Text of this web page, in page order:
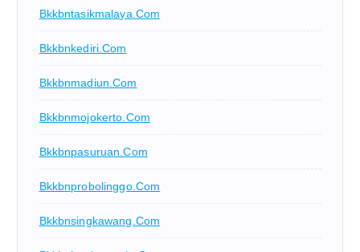
Bkkbntasikmalaya.com
Bkkbnkediri.com
Bkkbnmadiun.com
Bkkbnmojokerto.com
Bkkbnpasuruan.com
Bkkbnprobolinggo.com
Bkkbnsingkawang.com